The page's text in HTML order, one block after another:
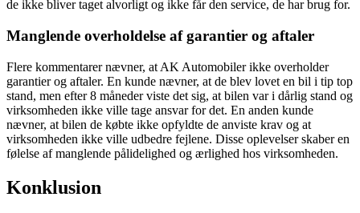
de ikke bliver taget alvorligt og ikke får den service, de har brug for.
Manglende overholdelse af garantier og aftaler
Flere kommentarer nævner, at AK Automobiler ikke overholder
garantier og aftaler. En kunde nævner, at de blev lovet en bil i tip top
stand, men efter 8 måneder viste det sig, at bilen var i dårlig stand og
virksomheden ikke ville tage ansvar for det. En anden kunde
nævner, at bilen de købte ikke opfyldte de anviste krav og at
virksomheden ikke ville udbedre fejlene. Disse oplevelser skaber en
følelse af manglende pålidelighed og ærlighed hos virksomheden.
Konklusion